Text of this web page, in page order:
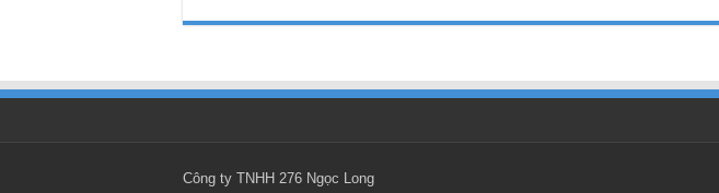
Công ty TNHH 276 Ngọc Long